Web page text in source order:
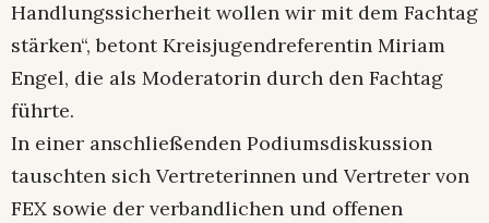
Handlungssicherheit wollen wir mit dem Fachtag
stärken“, betont Kreisjugendreferentin Miriam
Engel, die als Moderatorin durch den Fachtag
führte.
In einer anschließenden Podiumsdiskussion
tauschten sich Vertreterinnen und Vertreter von
FEX sowie der verbandlichen und offenen